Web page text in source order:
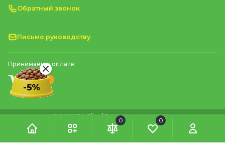
Обратный звонок
Письмо руководству
Принимаем к оплате:
© 2026 BioElite | Все права защищены
м. Київ, проспект Литовський, 8А
0 0